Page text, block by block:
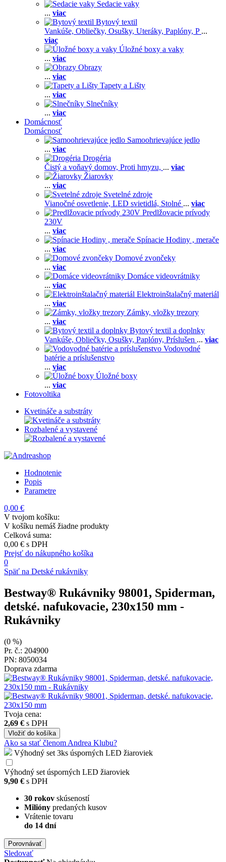
Sedacie vaky
... viac
Bytový textil
Vankúše, Obliečky, Osušky, Uteráky, Paplóny, P ...
viac
Úložné boxy a vaky
... viac
Obrazy
... viac
Tapety a Lišty
... viac
Slnečníky
... viac
Domácnosť
Domácnosť
Samoohrievajúce jedlo
... viac
Drogéria
Čistý a voňavý domov, Proti hmyzu, ... viac
Žiarovky
... viac
Svetelné zdroje
Vianočné osvetlenie, LED svietidlá, Stolné ... viac
Predlžovacie prívody
230V
... viac
Spínacie Hodiny , merače
... viac
Domové zvončeky
... viac
Domáce videovrátniky
... viac
Elektroinštalačný materiál
... viac
Zámky, vložky trezory
... viac
Bytový textil a doplnky
Vankúše, Obliečky, Osušky, Paplóny, Príslušen ... viac
Vodovodné
batérie a príslušenstvo
... viac
Úložné boxy
... viac
Fotovoltika
Kvetináče a substráty
Rozbalené a vystavené
Hodnotenie
Popis
Parametre
0,00 €
V tvojom košíku:
V košíku nemáš žiadne produkty
Celková suma:
0,00 € s DPH
Prejsť do nákupného košíka
0
Späť na Detské rukávniky
Bestway® Rukávniky 98001, Spiderman,
detské. nafukovacie, 230x150 mm -
Rukávniky
(0 %)
Pr. č.: 204900
PN: 8050034
Doprava zdarma
Tvoja cena:
2,69 € s DPH
Vložiť do košíka
Ako sa stať členom Andrea Klubu?
Výhodný set 3ks úsporných LED žiaroviek
Výhodný set úsporných LED žiaroviek
9,90 € s DPH
30 rokov skúseností
Milióny predaných kusov
Vrátenie tovaru
do 14 dní
Porovnávať
Sledovať